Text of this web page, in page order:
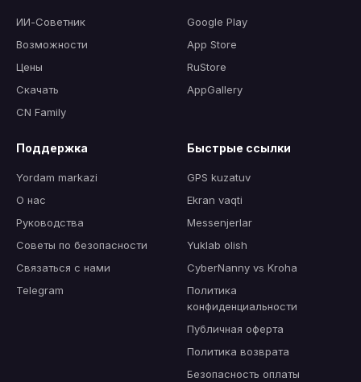
ИИ-Советник
Возможности
Цены
Скачать
CN Family
Google Play
App Store
RuStore
AppGallery
Поддержка
Yordam markazi
О нас
Руководства
Советы по безопасности
Связаться с нами
Telegram
Быстрые ссылки
GPS kuzatuv
Ekran vaqti
Messenjerlar
Yuklab olish
CyberNanny vs Kroha
Политика
конфиденциальности
Публичная оферта
Политика возврата
Безопасность оплаты